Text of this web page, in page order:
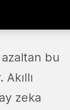
azaltan bu
zeka